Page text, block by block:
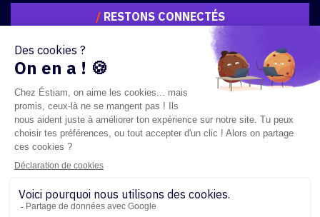
/RESTONS CONNECTÉS
Mentions légales Sitemap